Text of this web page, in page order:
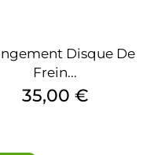
Disque De
Frein...
Prix
35,00 €